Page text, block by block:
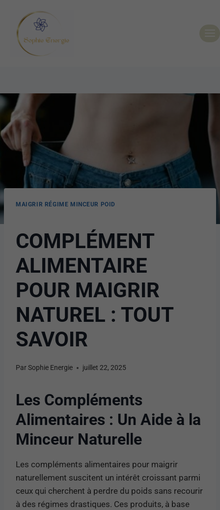
MAIGRIR RÉGIME MINCEUR POID
COMPLÉMENT
ALIMENTAIRE
POUR MAIGRIR
NATUREL : TOUT
SAVOIR
ParSophie Energie juillet 22, 2025
Les Compléments
Alimentaires : Un Aide à la
Minceur Naturelle
Les compléments alimentaires pour maigrir
naturellement suscitent un intérêt croissant parmi
ceux qui cherchent à perdre du poids sans recourir
à des régimes drastiques. Ces produits, à base